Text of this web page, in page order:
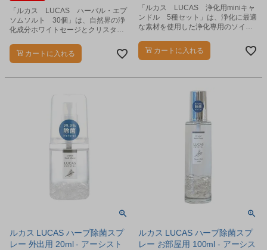
「ルカス LUCAS ハーバル・エプ
ソムソルト 30個」は、自然界の浄
化成分ホワイトセージとクリスタル
素を配合した、心と体を浄化するエ
プソムソルトの入浴剤です。
カートに入れる
「ルカス LUCAS 浄化用miniキャ
ンドル 5種セット」は、浄化に最適
な素材を使用した浄化専用のソイキ
カートに入れる
ルカス LUCAS ハーブ除菌スプ
レー 外出用 20ml - アーシスト
ルカス LUCAS ハーブ除菌スプ
レー お部屋用 100ml - アーシス